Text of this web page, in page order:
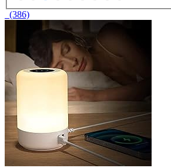
(386)